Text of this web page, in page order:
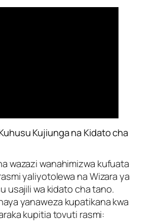
Kujiunga na Kidato cha
wazazi wanahimizwa kufuata
yaliyotolewa na Wizara ya
usajili wa kidato cha tano.
yanaweza kupatikana kwa
kupitia tovuti rasmi: